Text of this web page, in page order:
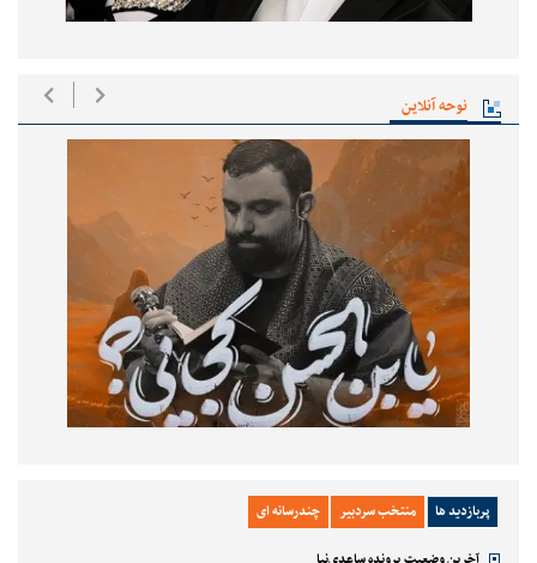
نوحه آنلاین
پربازدید ها منتخب سردبیر چندرسانه ای